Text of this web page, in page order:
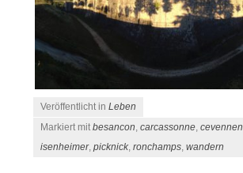
Veröffentlicht inLeben
Markiert mitbesancon,carcassonne,cevennen
isenheimer,picknick,ronchamps,wandern